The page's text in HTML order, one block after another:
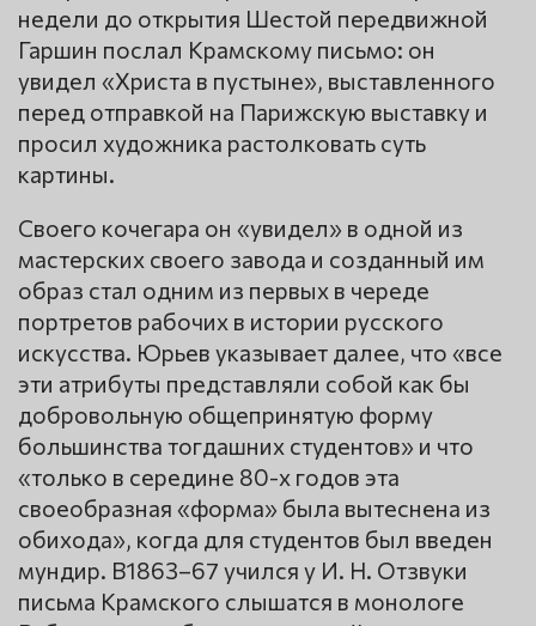
недели до открытия Шестой передвижной
Гаршин послал Крамскому письмо: он
увидел «Христа в пустыне», выставленного
перед отправкой на Парижскую выставку и
просил художника растолковать суть
картины.
Своего кочегара он «увидел» в одной из
мастерских своего завода и созданный им
образ стал одним из первых в череде
портретов рабочих в истории русского
искусства. Юрьев указывает далее, что «все
эти атрибуты представляли собой как бы
добровольную общепринятую форму
большинства тогдашних студентов» и что
«только в середине 80-х годов эта
своеобразная «форма» была вытеснена из
обихода», когда для студентов был введен
мундир. В1863–67 учился у И. Н. Отзвуки
письма Крамского слышатся в монологе